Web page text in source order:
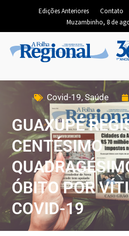
Edições Anteriores Contato
Muzambinho, 8 de
Covid-19,Saúde
GUAXUPÉ
CENTÉSIMO
ÓBITO POR
COVID-19